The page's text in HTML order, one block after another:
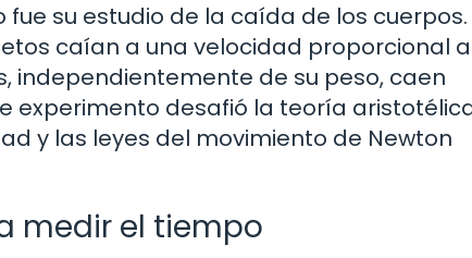
su estudio de la caída de los cuerpos.
caían a una velocidad proporcional
independientemente de su peso, caen
experimento desafió la teoría
y las leyes del movimiento de Newton
medir el tiempo